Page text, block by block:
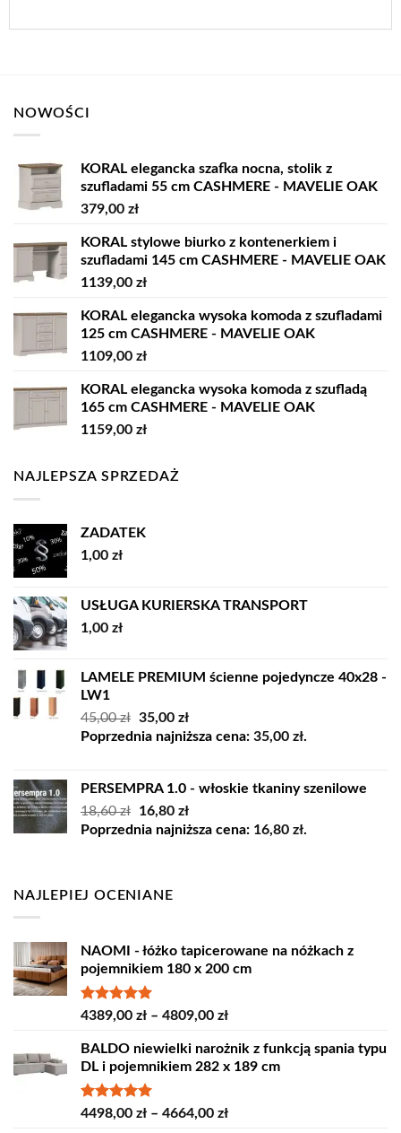
NOWOŚCI
KORAL elegancka szafka nocna, stolik z
szufladami 55 cm CASHMERE - MAVELIE OAK
379,00 zł
KORAL stylowe biurko z kontenerkiem i
szufladami 145 cm CASHMERE - MAVELIE OAK
1139,00 zł
KORAL elegancka wysoka komoda z szufladami
125 cm CASHMERE - MAVELIE OAK
1109,00 zł
KORAL elegancka wysoka komoda z szufladą
165 cm CASHMERE - MAVELIE OAK
1159,00 zł
NAJLEPSZA SPRZEDAŻ
ZADATEK
1,00 zł
USŁUGA KURIERSKA TRANSPORT
1,00 zł
LAMELE PREMIUM ścienne pojedyncze 40x28 -
LW1
45,00zł Pierwotna
cena
35,00 złAktualna
cena
Poprzednia najniższa cena: 35,00 zł.
PERSEMPRA 1.0 - włoskie tkaniny szenilowe
18,60zł
Pierwotna
cena
16,80 złAktualna
cena
Poprzednia najniższa cena: 16,80 zł.
NAJLEPIEJ OCENIANE
NAOMI - łóżko tapicerowane na nóżkach z
pojemnikiem 180 x 200 cm
Oceniono
4389,00 zł – 4809,00 złZakres
od
4389,00 zł
4809,00 zł
BALDO niewielki narożnik z funkcją spania typu
DL i pojemnikiem 282 x 189 cm
Oceniono
4498,00 zł – 4664,00 złZakres